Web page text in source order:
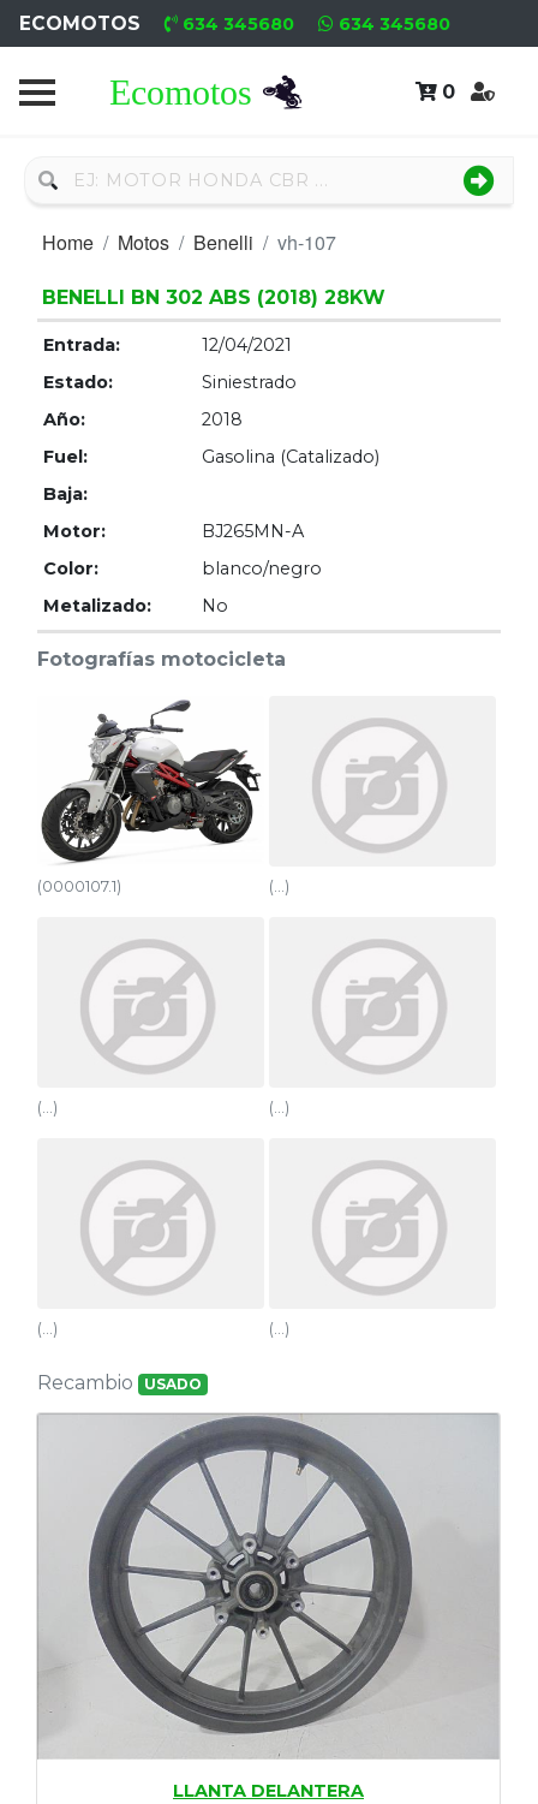
ECOMOTOS 634 345680 634 345680
0
Home
Nuevo
Recambio
Usado
Neumáticos
Campa
Motores
Usados
Tasaciones
Formulario
Empresa
Contacto
Home Motos Benelli vh-107
BENELLI BN 302 ABS (2018) 28KW
Entrada:
12/04/2021
Estado:
Siniestrado
Año:
2018
Fuel:
Gasolina (Catalizado)
Baja:
Motor:
BJ265MN-A
Color:
blanco/negro
Metalizado:
No
Fotografías motocicleta
(0000107.1) (...)
(...) (...)
(...) (...)
Recambio USADO
LLANTA DELANTERA